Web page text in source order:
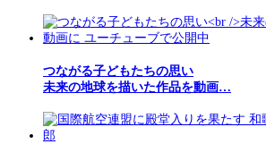
つながる子どもたちの思い
未来の地球を描いた作品を動画…